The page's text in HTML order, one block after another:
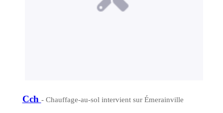
Cch - Chauffage-au-sol intervient sur Émerainville